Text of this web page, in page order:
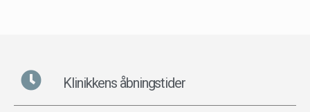
Klinikkens åbningstider